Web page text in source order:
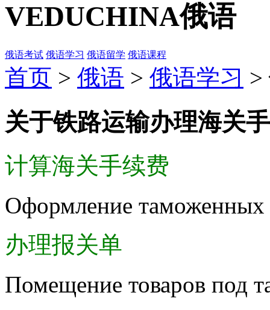
VEDUCHINA俄语
俄语考试 俄语学习 俄语留学 俄语课程
首页 > 俄语 > 俄语学习 >
关于铁路运输办理海关
计算海关手续费
Оформление таможенных
办理报关单
Помещение товаров под